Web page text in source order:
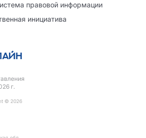
г.
© 2026
правовой информации
инициатива
заполнено
0 из 15
ПРОДОЛЖИТЬ ЗАПОЛНЕНИЕ